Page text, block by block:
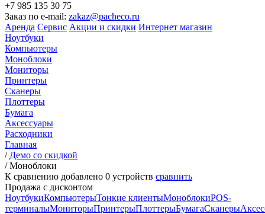
+7 985 135 30 75
Заказ по e-mail: zakaz@pacheco.ru
Аренда Сервис Акции и скидки Интернет магазин
Ноутбуки
Компьютеры
Моноблоки
Мониторы
Принтеры
Сканеры
Плоттеры
Бумага
Аксессуары
Расходники
Главная
/ Демо со скидкой
/Моноблоки
К сравнению добавлено 0 устройств сравнить
Продажа с дисконтом
НоутбукиКомпьютерыТонкие клиентыМоноблокиPOS-
терминалыМониторыПринтерыПлоттерыБумагаСканеры